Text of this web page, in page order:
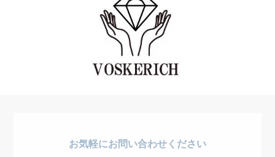
お気軽にお問い合わせください